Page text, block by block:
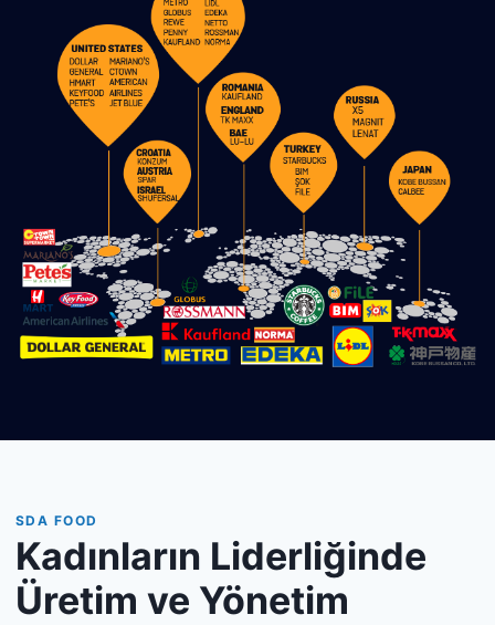
SDA FOOD
Kadınların Liderliğinde
Üretim ve Yönetim